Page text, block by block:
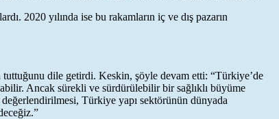
2020 yılında ise bu rakamların iç ve dış pazarın
dile getirdi. Keskin, şöyle devam etti: “Türkiye’de
Ancak sürekli ve sürdürülebilir bir sağlıklı büyüme
Türkiye yapı sektörünün dünyada